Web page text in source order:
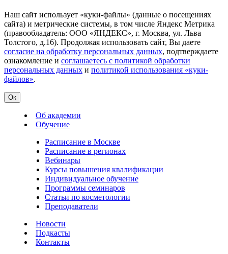
Наш сайт использует «куки-файлы» (данные о посещениях
сайта) и метрические системы, в том числе Яндекс Метрика
(правообладатель: ООО «ЯНДЕКС», г. Москва, ул. Льва
Толстого, д.16). Продолжая использовать сайт, Вы даете
согласие на обработку персональных данных, подтверждаете
ознакомление и соглашаетесь с политикой обработки
персональных данных и политикой использования «куки-
файлов».
Ок
Об академии
Обучение
Расписание в Москве
Расписание в регионах
Вебинары
Курсы повышения квалификации
Индивидуальное обучение
Программы семинаров
Статьи по косметологии
Преподаватели
Новости
Подкасты
Контакты